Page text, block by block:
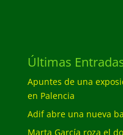
Últimas
Apuntes de una
en Palencia
Adif abre una nueva
Marta García roza el